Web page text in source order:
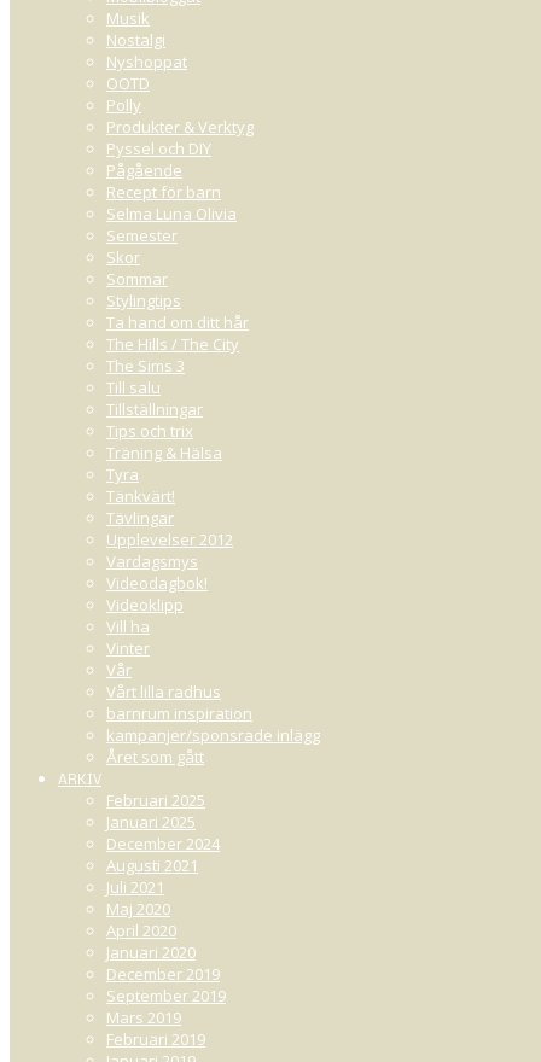
Musik
Nostalgi
Nyshoppat
OOTD
Polly
Produkter & Verktyg
Pyssel och DIY
Pågående
Recept för barn
Selma Luna Olivia
Semester
Skor
Sommar
Stylingtips
Ta hand om ditt hår
The Hills / The City
The Sims 3
Till salu
Tillställningar
Tips och trix
Träning & Hälsa
Tyra
Tänkvärt!
Tävlingar
Upplevelser 2012
Vardagsmys
Videodagbok!
Videoklipp
Vill ha
Vinter
Vår
Vårt lilla radhus
barnrum inspiration
kampanjer/sponsrade inlägg
Året som gått
ARKIV
Februari 2025
Januari 2025
December 2024
Augusti 2021
Juli 2021
Maj 2020
April 2020
Januari 2020
December 2019
September 2019
Mars 2019
Februari 2019